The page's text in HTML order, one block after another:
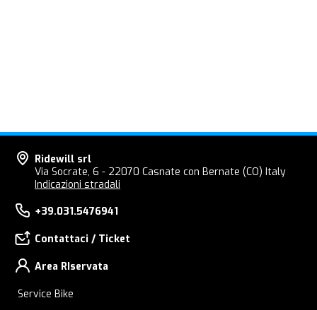
Ridewill srl
Via Socrate, 6 - 22070 Casnate con Bernate (CO) Italy
Indicazioni stradali
+39.031.5476941
Contattaci / Ticket
Area RIservata
Service Bike